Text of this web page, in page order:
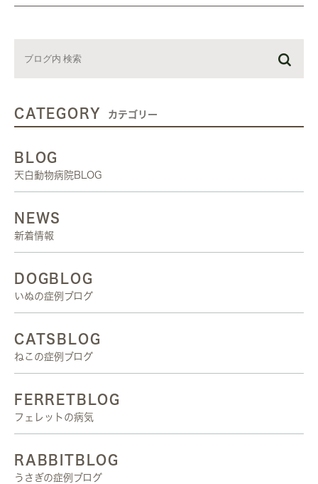
CATEGORY カテゴリー
BLOG
天白動物病院BLOG
NEWS
新着情報
DOGBLOG
いぬの症例ブログ
CATSBLOG
ねこの症例ブログ
FERRETBLOG
フェレットの病気
RABBITBLOG
うさぎの症例ブログ